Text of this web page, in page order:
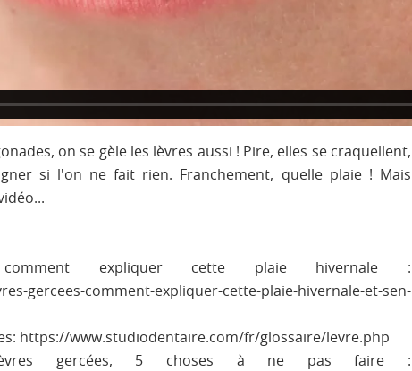
on se gèle les lèvres aussi ! Pire, elles se craquellent,
si l'on ne fait rien. Franchement, quelle plaie ! Mais
expliquer cette plaie hivernale :
gercees-comment-expliquer-cette-plaie-hivernale-et-sen-
https://www.studiodentaire.com/fr/glossaire/levre.php
gercées, 5 choses à ne pas faire :